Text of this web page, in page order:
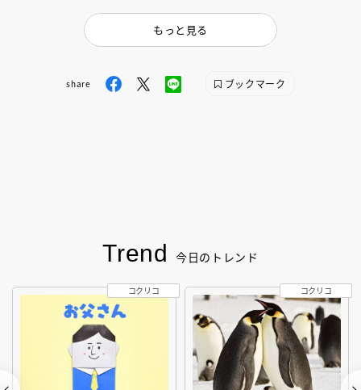
もっと見る
share ブックマーク
Trend 今日のトレンド
コクリコ コクリコ